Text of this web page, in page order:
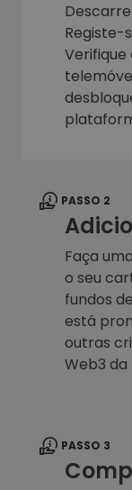
Registe-
Verifique
PASSO 2
Faça
o seu
fundos
está
outras
Web3
PASSO 3